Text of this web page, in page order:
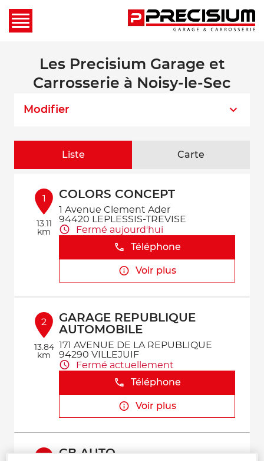
Les Precisium Garage et
Carrosserie à Noisy-le-Sec
Modifier
Liste Carte
1
13.11
km
COLORS CONCEPT
1 Avenue Clement Ader
94420 LEPLESSIS-TREVISE
Fermé aujourd'hui
Téléphone
Voir plus
2
13.84
km
GARAGE REPUBLIQUE
AUTOMOBILE
171 AVENUE DE LA REPUBLIQUE
94290 VILLEJUIF
Fermé actuellement
Téléphone
Voir plus
GB AUTO